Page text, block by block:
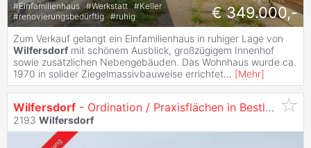
#Einfamilienhaus #Werkstatt #Keller
#renovierungsbedürftig #ruhig € 349.000,-
Zum Verkauf gelangt ein Einfamilienhaus in ruhiger Lage von
Wilfersdorf mit schönem Ausblick, großzügigem Innenhof
sowie zusätzlichen Nebengebäuden. Das Wohnhaus wurde ca.
1970 in solider Ziegelmassivbauweise errichtet... [Mehr]
Wilfersdorf - Ordination / Praxisflächen in Bestlage zur Miete
2193 Wilfersdorf